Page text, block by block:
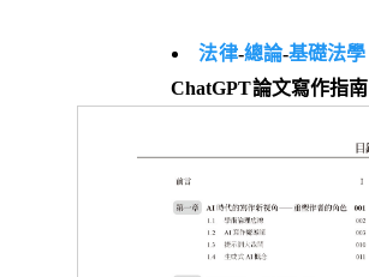
法律-總論-基礎法學
ChatGPT論文寫作指南